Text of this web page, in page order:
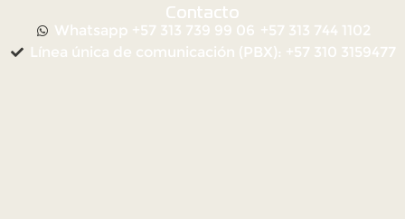
Contacto
Whatsapp +57 313 739 99 06 +57 313 744 1102
Línea única de comunicación (PBX): +57 310 3159477